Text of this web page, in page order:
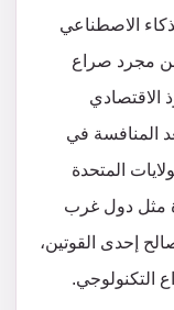
الاصطناعي
مجرد صراع
الاقتصادي
المنافسة في
المتحدة
مثل دول غرب
إحدى القوتين،
التكنولوجي.